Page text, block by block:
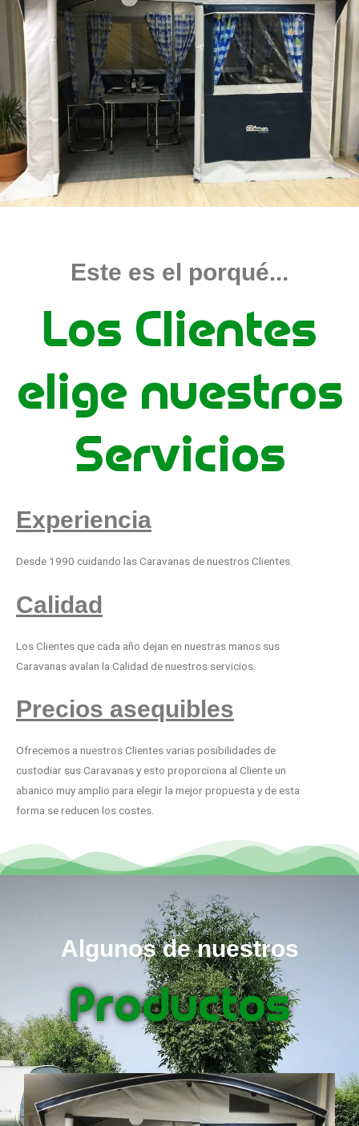
Este es el porqué...
Los Clientes
elige nuestros
Servicios
Experiencia
Desde 1990 cuidando las Caravanas de nuestros Clientes.
Calidad
Los Clientes que cada año dejan en nuestras manos sus
Caravanas avalan la Calidad de nuestros servicios.
Precios asequibles
Ofrecemos a nuestros Clientes varias posibilidades de
custodiar sus Caravanas y esto proporciona al Cliente un
abanico muy amplio para elegir la mejor propuesta y de esta
forma se reducen los costes.
Algunos de nuestros
Productos